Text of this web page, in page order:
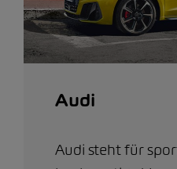
Audi
Audi steht für